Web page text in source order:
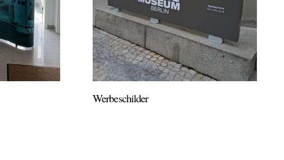
Werbeschilder